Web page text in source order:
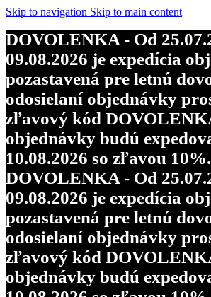
Skip to navigation Skip to main content
10.08.2026 so zľavou 10%.
DOVOLENKA - Od
09.08.2026 je expedícia
pozastavená pre letnú
odosielaní objednávky
zľavový kód
objednávky budú
10.08.2026 so zľavou 10%.
DOVOLENKA - Od
09.08.2026 je expedícia
pozastavená pre letnú
odosielaní objednávky
zľavový kód
objednávky budú
DOVOLENKA - Od
09.08.2026 je expedícia
pozastavená pre letnú
odosielaní objednávky
zľavový kód
objednávky budú
10.08.2026 so zľavou 10%.
DOVOLENKA - Od
09.08.2026 je expedícia
pozastavená pre letnú
odosielaní objednávky
zľavový kód
objednávky budú